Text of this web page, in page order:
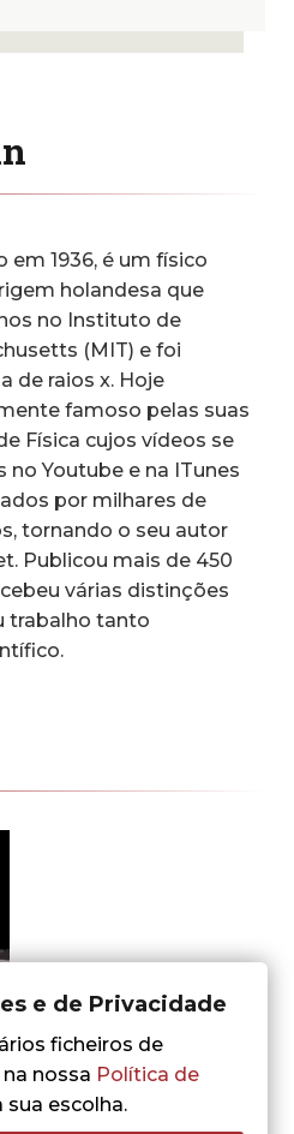
em 1936, é um físico
holandesa que
no Instituto de
(MIT) e foi
de raios x. Hoje
famoso pelas suas
Física cujos vídeos se
Youtube e na ITunes
por milhares de
tornando o seu autor
Publicou mais de 450
várias distinções
trabalho tanto
e de Privacidade
ficheiros de
nossa Política de
sua escolha.